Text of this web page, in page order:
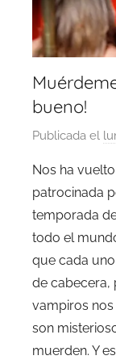
bueno!
Publicada el
Nos ha
patrocinada
temporada
todo el
que cada
de cabecera,
vampiros
son
muerden. Y